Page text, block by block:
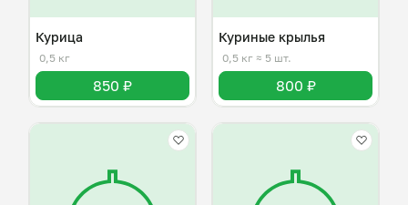
Курица
0,5 кг
850 ₽
Куриные крылья
0,5 кг ≈ 5 шт.
800 ₽